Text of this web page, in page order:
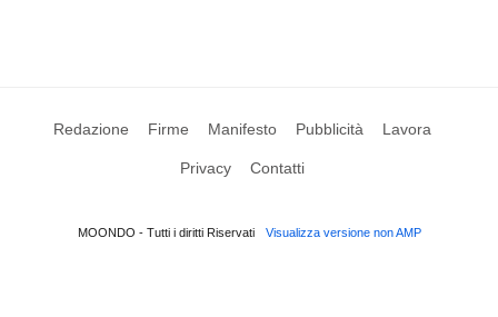
Redazione Firme Manifesto Pubblicità Lavora
Privacy Contatti
MOONDO - Tutti i diritti Riservati Visualizza versione non AMP